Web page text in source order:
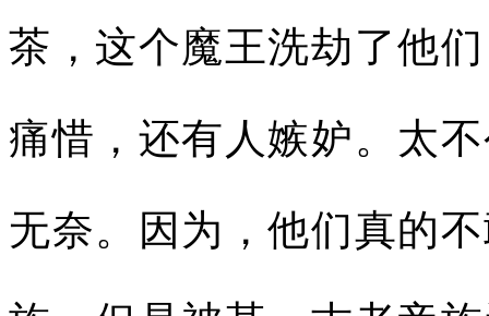
茶，这个魔王洗劫了他
痛惜，还有人嫉妒。太
无奈。因为，他们真的